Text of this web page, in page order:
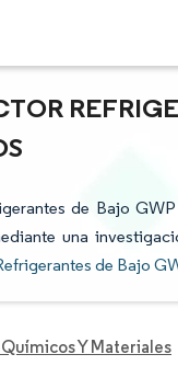
de Bajo
una
de Bajo
Y Materiales